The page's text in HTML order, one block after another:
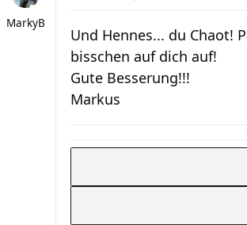
MarkyB
Und Hennes... du Chaot!
bisschen auf dich auf!
Gute Besserung!!!
Markus